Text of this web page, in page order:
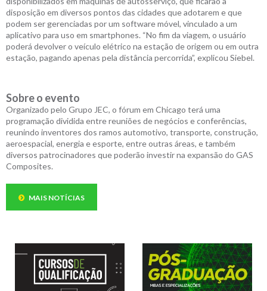
disposição em diversos pontos das cidades que adotarem e que
podem ser gerenciadas por um software móvel, vinculado a um
aplicativo para uso em smartphones. “No fim da viagem, o usuário
poderá devolver o veículo elétrico na estação de origem ou em outra
estação, pagando apenas pela distância percorrida”, explicou Siebel.
Sobre o evento
Organizado pelo Grupo JEC, o fórum em Chicago terá uma
programação dividida entre reuniões de negócios e conferências,
reunindo inventores dos ramos automotivo, transporte, construção,
aeroespacial, energia e esporte, entre outras áreas, e também
diversos patrocinadores que poderão investir na expansão do GAS
Composites.
MAIS NOTÍCIAS